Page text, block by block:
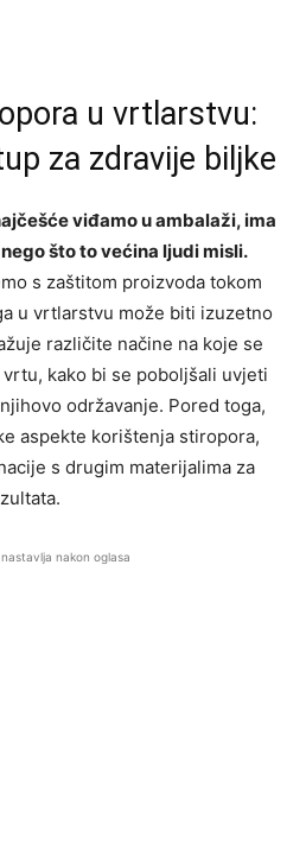
u vrtlarstvu:
za zdravije biljke
viđamo u ambalaži, ima
što to većina ljudi misli.
s zaštitom proizvoda tokom
u vrtlarstvu može biti izuzetno
različite načine na koje se
kako bi se poboljšali uvjeti
održavanje. Pored toga,
aspekte korištenja stiropora,
s drugim materijalima za
nakon oglasa